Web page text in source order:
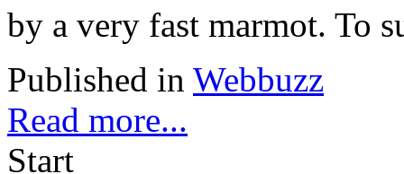
by a very fast marmot. To
Published in Webbuzz
Read more...
Start